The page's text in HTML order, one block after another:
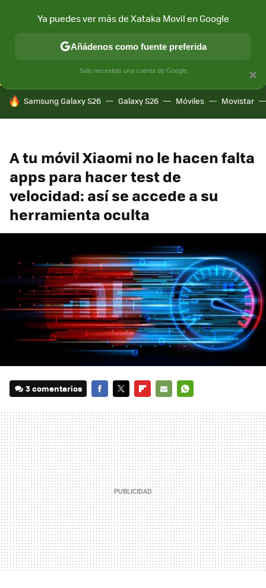
CONECTIVIDAD MÓVIL Y SOCIEDAD APLICACIONES
HOY SE HABLA DE
Samsung Galaxy S26 Galaxy S26 Móviles Movistar
A tu móvil Xiaomi no le hacen falta
apps para hacer test de
velocidad: así se accede a su
herramienta oculta
3 comentarios
MAIL
×
Ya puedes ver más de Xataka Movil en Google
Añádenos como fuente preferida
Solo necesitas una cuenta de Google